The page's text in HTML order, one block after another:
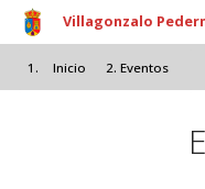
Pasar al
Villagonzalo
Inicio Eventos